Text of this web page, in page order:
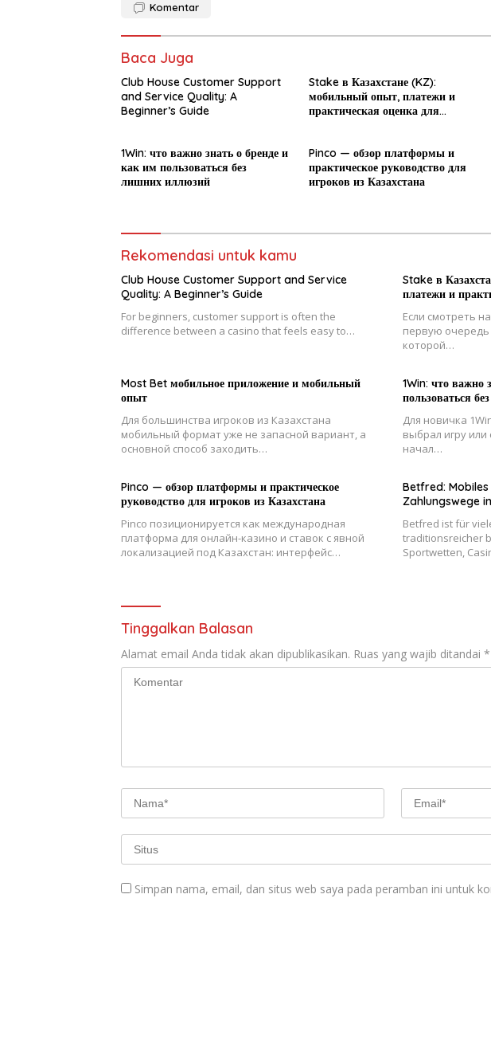
Komentar
Baca Juga
Club House Customer Support
and Service Quality: A
Beginner’s Guide
Stake в Казахстане (KZ):
мобильный опыт, платежи и
практическая оценка для
1Win: что важно знать о бренде и
как им пользоваться без
лишних иллюзий
Pinco — обзор платформы и
практическое руководство для
игроков из Казахстана
Rekomendasi untuk kamu
Club House Customer Support and Service
Quality: A Beginner’s Guide
For beginners, customer support is often the
difference between a casino that feels easy to…
Stake в
платежи и
Если смотреть
первую очередь
которой…
Most Bet мобильное приложение и мобильный
опыт
Для большинства игроков из Казахстана
мобильный формат уже не запасной вариант, а
основной способ заходить…
1Win: что важно
пользоваться
Для новичка
выбрал игру или
начал…
Pinco — обзор платформы и практическое
руководство для игроков из Казахстана
Pinco позиционируется как международная
платформа для онлайн-казино и ставок с явной
локализацией под Казахстан: интерфейс…
Betfred:
Zahlungswege
Betfred ist für
traditionsreicher
Sportwetten,
Tinggalkan Balasan
Alamat email Anda tidak akan dipublikasikan. Ruas yang wajib ditandai *
Simpan nama, email, dan situs web saya pada peramban ini untuk